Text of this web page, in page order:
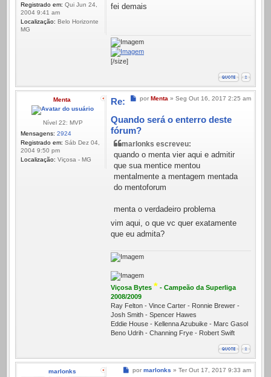
Registrado em: Qui Jun 24,
2004 9:41 am
Localização: Belo Horizonte
MG
fei demais
[/size]
Menta
Nível 22: MVP
Mensagens: 2924
Registrado em: Sáb Dez 04,
2004 9:50 pm
Localização: Viçosa - MG
Mensagem
por Menta » Seg Out 16, 2017 2:25 am
Re:
Quando será o enterro deste
fórum?
marlonks escreveu:
quando o menta vier aqui e admitir
que sua mentice mentou
mentalmente a mentagem mentada
do mentoforum
menta o verdadeiro problema
vim aqui, o que vc quer exatamente
que eu admita?
Viçosa Bytes * - Campeão da Superliga
2008/2009
Ray Felton - Vince Carter - Ronnie Brewer -
Josh Smith - Spencer Hawes
Eddie House - Kellenna Azubuike - Marc Gasol
Beno Udrih - Channing Frye - Robert Swift
marlonks Mensagem
por marlonks » Ter Out 17, 2017 9:33 am